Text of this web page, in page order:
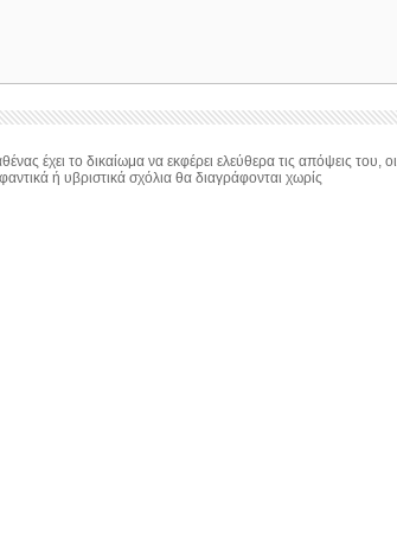
έχει το δικαίωμα να εκφέρει ελεύθερα τις απόψεις του, οι
ή υβριστικά σχόλια θα διαγράφονται χωρίς